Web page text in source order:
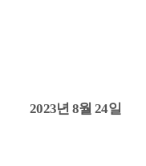
2023년 8월 24일